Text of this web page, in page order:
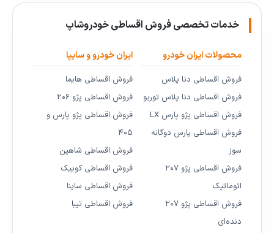
خدمات تخصصی فروش اقساطی خودروشاپ
محصولات ایران خودرو
فروش اقساطی دنا پلاس
فروش اقساطی دنا پلاس توربو
فروش اقساطی پژو پارس LX
فروش اقساطی پارس دوگانه
سوز
فروش اقساطی پژو ۲۰۷
اتوماتیک
فروش اقساطی پژو ۲۰۷
دنده‌ای
ایران خودرو و سایپا
فروش اقساطی هایما
فروش اقساطی پژو ۲۰۶
فروش اقساطی پژو پارس و
۴۰۵
فروش اقساطی شاهین
فروش اقساطی کوییک
فروش اقساطی ساینا
فروش اقساطی تیبا